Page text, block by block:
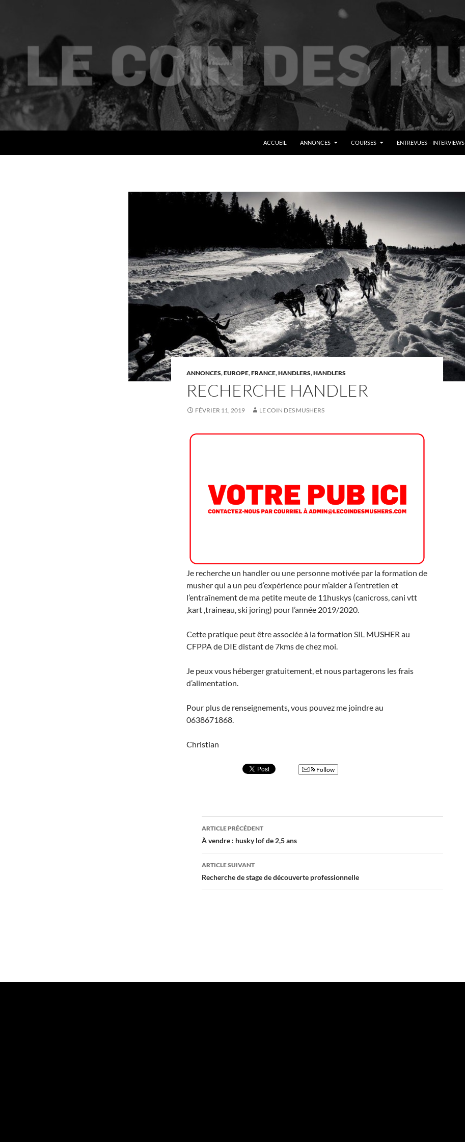
ACCUEIL
ANNONCES COURSES ENTREVUES – INTERVIEWS
ANNONCES,EUROPE,FRANCE,HANDLERS,HANDLERS
RECHERCHE HANDLER
FÉVRIER 11, 2019 LE COIN DES MUSHERS
Je recherche un handler ou une personne motivée par la formation de
musher qui a un peu d’expérience pour m’aider à l’entretien et
l’entraînement de ma petite meute de 11huskys (canicross, cani vtt
,kart ,traineau, ski joring) pour l’année 2019/2020.
Cette pratique peut être associée à la formation SIL MUSHER au
CFPPA de DIE distant de 7kms de chez moi.
Je peux vous héberger gratuitement, et nous partagerons les frais
d’alimentation.
Pour plus de renseignements, vous pouvez me joindre au
0638671868.
Christian
Follow
Navigation
des
articles
ARTICLE PRÉCÉDENT
À vendre : husky lof de 2,5 ans
ARTICLE SUIVANT
Recherche de stage de découverte professionnelle